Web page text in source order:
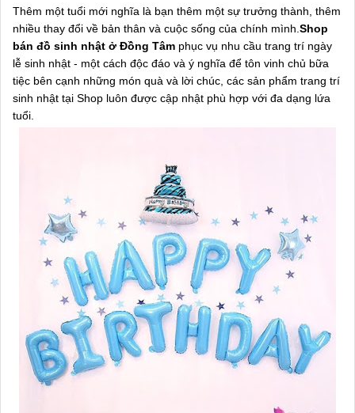
Thêm một tuổi mới nghĩa là bạn thêm một sự trưởng thành, thêm
nhiều thay đổi về bản thân và cuộc sống của chính mình. Shop
bán đồ sinh nhật ở Đồng Tâm phục vụ nhu cầu trang trí ngày
lễ sinh nhật - một cách độc đáo và ý nghĩa để tôn vinh chủ bữa
tiệc bên cạnh những món quà và lời chúc, các sản phẩm trang trí
sinh nhật tại Shop luôn được cập nhật phù hợp với đa dạng lứa
tuổi.